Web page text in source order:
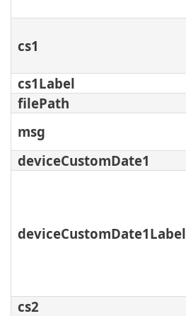
cs1
cs1Label
filePath
msg
deviceCustomDate1
deviceCustomDate1Label
cs2